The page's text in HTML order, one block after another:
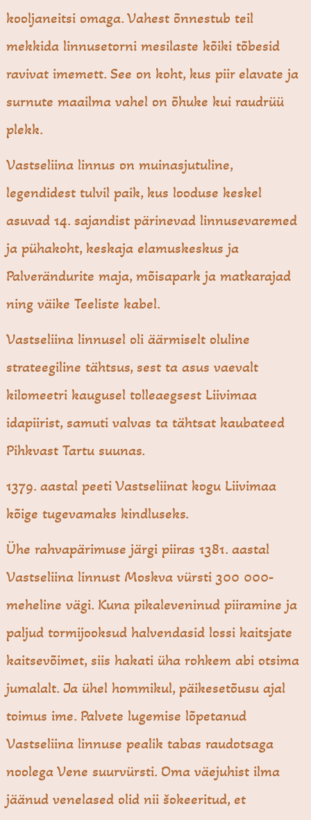
kooljaneitsi omaga. Vahest õnnestub teil
mekkida linnusetorni mesilaste kõiki tõbesid
ravivat imemett. See on koht, kus piir elavate ja
surnute maailma vahel on õhuke kui raudrüü
plekk.
Vastseliina linnus on muinasjutuline,
legendidest tulvil paik, kus looduse keskel
asuvad 14. sajandist pärinevad linnusevaremed
ja pühakoht, keskaja elamuskeskus ja
Palverändurite maja, mõisapark ja matkarajad
ning väike Teeliste kabel.
Vastseliina linnusel oli äärmiselt oluline
strateegiline tähtsus, sest ta asus vaevalt
kilomeetri kaugusel tolleaegsest Liivimaa
idapiirist, samuti valvas ta tähtsat kaubateed
Pihkvast Tartu suunas.
1379. aastal peeti Vastseliinat kogu Liivimaa
kõige tugevamaks kindluseks.
Ühe rahvapärimuse järgi piiras 1381. aastal
Vastseliina linnust Moskva vürsti 300 000-
meheline vägi. Kuna pikaleveninud piiramine ja
paljud tormijooksud halvendasid lossi kaitsjate
kaitsevõimet, siis hakati üha rohkem abi otsima
jumalalt. Ja ühel hommikul, päikesetõusu ajal
toimus ime. Palvete lugemise lõpetanud
Vastseliina linnuse pealik tabas raudotsaga
noolega Vene suurvürsti. Oma väejuhist ilma
jäänud venelased olid nii šokeeritud, et